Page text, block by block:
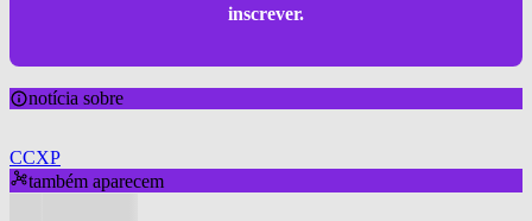
inscrever.
notícia sobre
CCXP
também aparecem